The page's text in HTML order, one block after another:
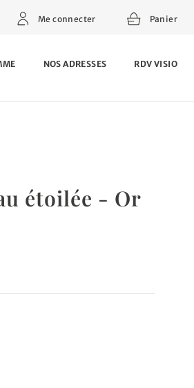
Me connecter Panier
NOS ADRESSES RDV VISIO
étoilée - Or